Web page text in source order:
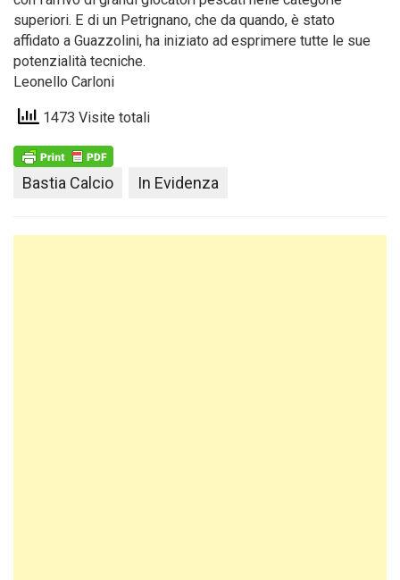
superiori. E di un Petrignano, che da quando, è stato
affidato a Guazzolini, ha iniziato ad esprimere tutte le sue
potenzialità tecniche.
Leonello Carloni
1473 Visite totali
Bastia Calcio In Evidenza